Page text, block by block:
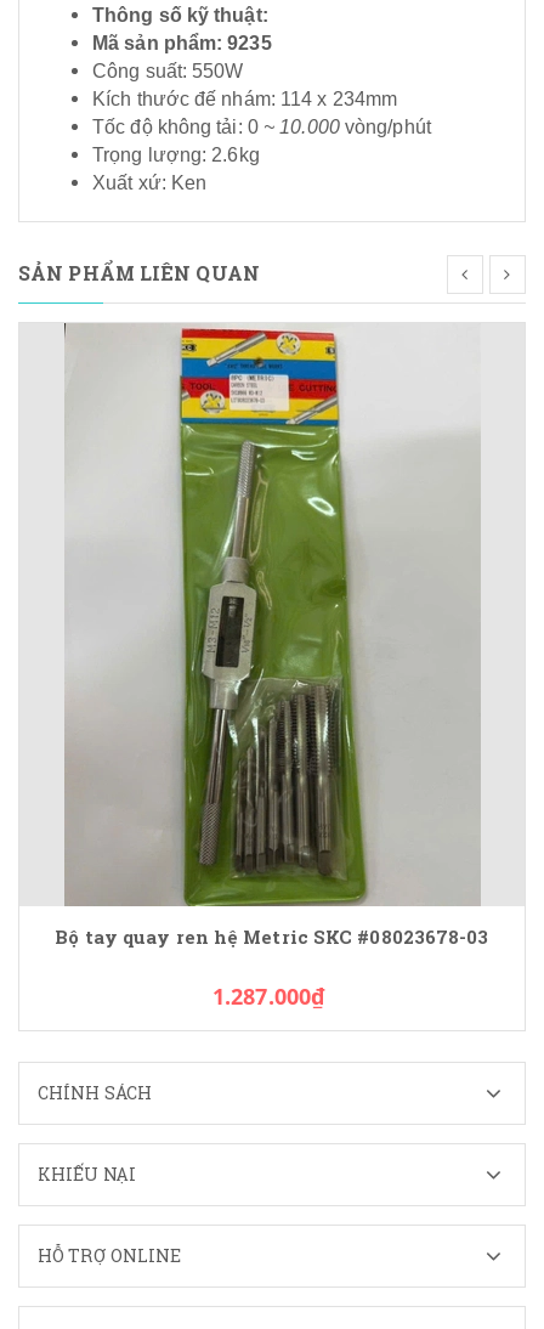
Thông số kỹ thuật:
Mã sản phẩm: 9235
Công suất: 550W
Kích thước đế nhám: 114 x 234mm
Tốc độ không tải: 0 ~ 10.000vòng/phút
Trọng lượng: 2.6kg
Xuất xứ: Ken
SẢN PHẨM LIÊN QUAN
Bộ tay quay ren hệ Metric SKC #08023678-03
1.287.000₫
CHÍNH SÁCH
KHIẾU NẠI
HỖ TRỢ ONLINE